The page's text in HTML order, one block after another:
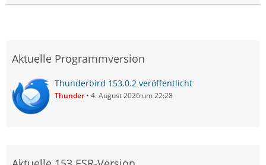
Aktuelle Programmversion
Thunderbird 153.0.2 veröffentlicht
Thunder 4. August 2026 um 22:28